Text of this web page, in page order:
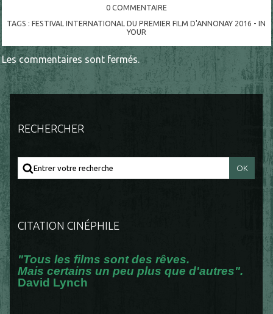
0 COMMENTAIRE
TAGS :FESTIVAL INTERNATIONAL DU PREMIER FILM D'ANNONAY 2016 - IN
YOUR
Les commentaires sont fermés.
RECHERCHER
CITATION CINÉPHILE
"Tous les films sont des rêves.
Mais certains un peu plus que d'autres".
David Lynch